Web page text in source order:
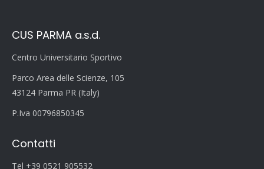
CUS PARMA a.s.d.
Centro Universitario Sportivo
Parco Area delle Scienze, 105
43124 Parma PR (Italy)
P.Iva 00796850345
Contatti
Tel +39 0521 905532